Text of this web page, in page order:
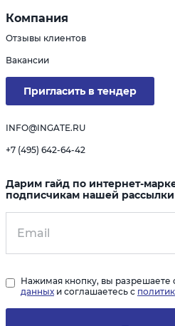
Компания
Отзывы клиентов
Вакансии
Пригласить в тендер
INFO@INGATE.RU
+7 (495) 642-64-42
Дарим гайд по интернет-
подписчикам нашей рассылки
Нажимая кнопку, вы разрешаете
данных и соглашаетесь с